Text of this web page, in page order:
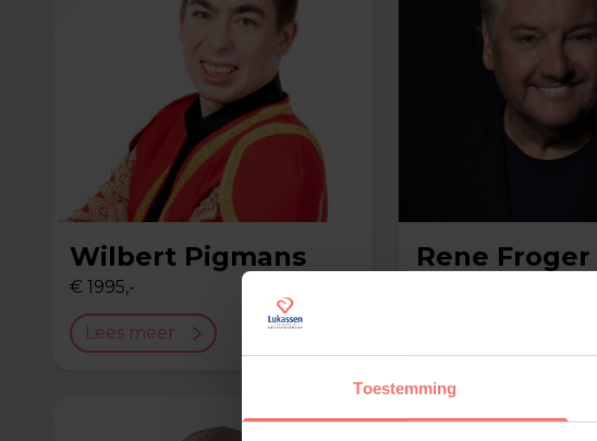
Toestemming
Wilbert Pigmans
€ 1995,-
Lees meer
Rene Froger